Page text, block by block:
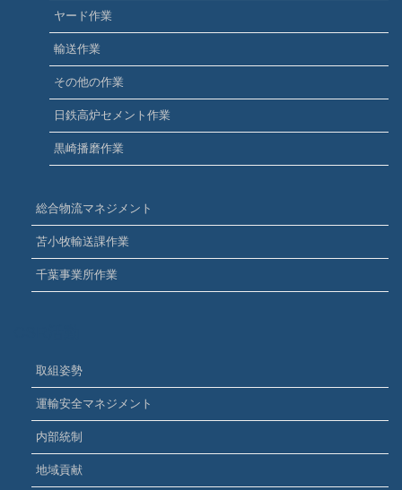
ヤード作業
輸送作業
その他の作業
日鉄高炉セメント作業
黒崎播磨作業
総合物流マネジメント
苫小牧輸送課作業
千葉事業所作業
取組姿勢
運輸安全マネジメント
内部統制
地域貢献